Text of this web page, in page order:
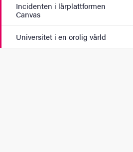
Incidenten i lärplattformen
Canvas
Universitet i en orolig värld